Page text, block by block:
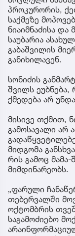
მოკლული
პროკურორის,
საქმეზე
ნიაიმნაძისა და
საუბარია
გაბაშვილის
განიხილავენ.
სონიძის
შვილს
ქმედება არ